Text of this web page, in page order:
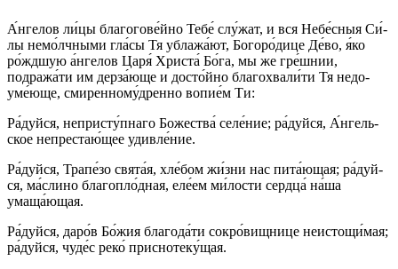
А́н­ге­лов ли́­цы бла­го­го­ве́й­но Те­бе́ слу́жат, и вся Не­бе́с­ныя Си́­
лы немо́лчными гла́сы Тя ублажа́ют, Бо­го­ро́­ди­це Де́­во, я́ко
ро́ждшую а́н­ге­лов Ца­ря́ Хри­ста́ Бо́­га, мы же гре́ш­нии,
подража́ти им дерза́юще и досто́йно бла­го­хва­ли́ти Тя не­до­
уме́ю­ще, сми­рен­но­му́д­рен­но во­пи­е́м Ти:
Ра́­дуй­ся, непристу́пнаго Бо­же­ства́ се­ле́­ние; ра́­дуй­ся, А́н­гель­
ское непрестаю́щее удив­ле́­ние.
Ра́­дуй­ся, Трапе́зо свя­та́я, хле́бом жи́з­ни нас пита́ющая; ра́­дуй­
ся, ма́слино благопло́дная, еле́ем ми́­лос­ти серд­ца́ на́­ша
умаща́ющая.
Ра́­дуй­ся, да­ро́в Бо́­жия бла­го­да́­ти сокро́вищнице неистощи́мая;
ра́­дуй­ся, чу­де́с ре­ко́ приснотеку́щая.